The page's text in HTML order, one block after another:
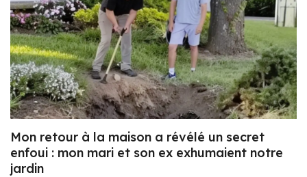
Mon retour à la maison a révélé un secret
enfoui : mon mari et son ex exhumaient notre
jardin